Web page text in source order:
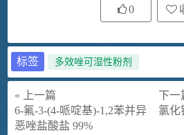
0
标签 多效唑可湿性粉剂
« 上一篇
6-氟-3-(4-哌啶基)-1,2苯并异
恶唑盐酸盐 99%
下一
氯化